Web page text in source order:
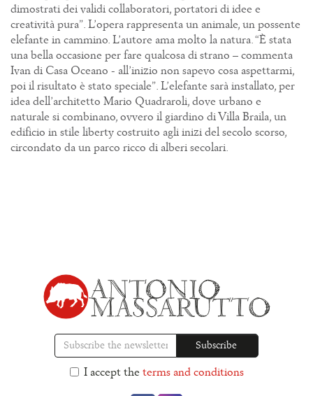
dimostrati dei validi collaboratori, portatori di idee e
creatività pura”. L’opera rappresenta un animale, un possente
elefante in cammino. L’autore ama molto la natura. “È stata
una bella occasione per fare qualcosa di strano – commenta
Ivan di Casa Oceano - all’inizio non sapevo cosa aspettarmi,
poi il risultato è stato speciale”. L’elefante sarà installato, per
idea dell’architetto Mario Quadraroli, dove urbano e
naturale si combinano, ovvero il giardino di Villa Braila, un
edificio in stile liberty costruito agli inizi del secolo scorso,
circondato da un parco ricco di alberi secolari.
I accept the terms and conditions